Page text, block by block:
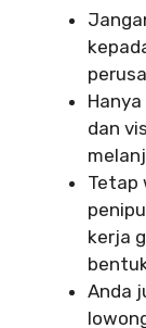
dan
Tetap
kerja
Anda